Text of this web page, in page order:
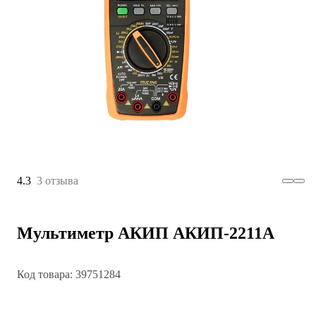
4.3 3 отзыва
Мультиметр АКИП АКИП-2211А
Код товара: 39751284